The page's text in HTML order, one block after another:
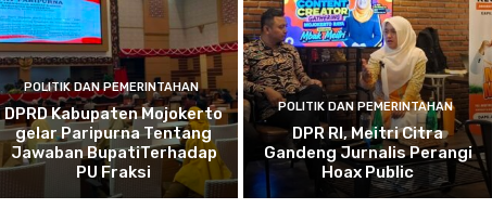
POLITIK DAN PEMERINTAHAN
DPRD Kabupaten Mojokerto
gelar Paripurna Tentang
Jawaban BupatiTerhadap
PU Fraksi
POLITIK DAN PEMERINTAHAN
DPR RI, Meitri Citra
Gandeng Jurnalis Perangi
Hoax Public